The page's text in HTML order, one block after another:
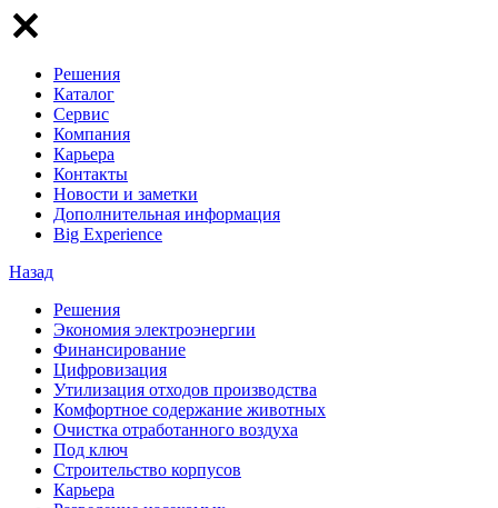
Решения
Каталог
Сервис
Компания
Карьера
Контакты
Новости и заметки
Дополнительная информация
Big Experience
Назад
Решения
Экономия электроэнергии
Финансирование
Цифровизация
Утилизация отходов производства
Комфортное содержание животных
Очистка отработанного воздуха
Под ключ
Строительство корпусов
Карьера